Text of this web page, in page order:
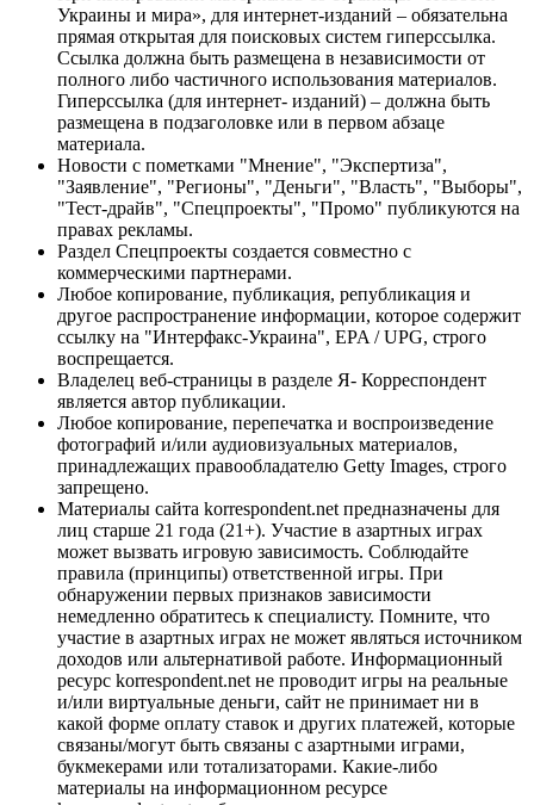
Украины и мира», для интернет-изданий – обязательна
прямая открытая для поисковых систем гиперссылка.
Ссылка должна быть размещена в независимости от
полного либо частичного использования материалов.
Гиперссылка (для интернет- изданий) – должна быть
размещена в подзаголовке или в первом абзаце
материала.
Новости с пометками "Мнение", "Экспертиза",
"Заявление", "Регионы", "Деньги", "Власть", "Выборы",
"Тест-драйв", "Спецпроекты", "Промо" публикуются на
правах рекламы.
Раздел Спецпроекты создается совместно с
коммерческими партнерами.
Любое копирование, публикация, републикация и
другое распространение информации, которое содержит
ссылку на "Интерфакс-Украина", EPA / UPG, строго
воспрещается.
Владелец веб-страницы в разделе Я- Корреспондент
является автор публикации.
Любое копирование, перепечатка и воспроизведение
фотографий и/или аудиовизуальных материалов,
принадлежащих правообладателю Getty Images, строго
запрещено.
Материалы сайта korrespondent.net предназначены для
лиц старше 21 года (21+). Участие в азартных играх
может вызвать игровую зависимость. Соблюдайте
правила (принципы) ответственной игры. При
обнаружении первых признаков зависимости
немедленно обратитесь к специалисту. Помните, что
участие в азартных играх не может являться источником
доходов или альтернативой работе. Информационный
ресурс korrespondent.net не проводит игры на реальные
и/или виртуальные деньги, сайт не принимает ни в
какой форме оплату ставок и других платежей, которые
связаны/могут быть связаны с азартными играми,
букмекерами или тотализаторами. Какие-либо
материалы на информационном ресурсе